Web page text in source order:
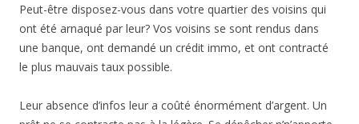
Peut-être disposez-vous dans votre quartier des voisins qui
ont été arnaqué par leur? Vos voisins se sont rendus dans
une banque, ont demandé un crédit immo, et ont contracté
le plus mauvais taux possible.
Leur absence d’infos leur a coûté énormément d’argent. Un